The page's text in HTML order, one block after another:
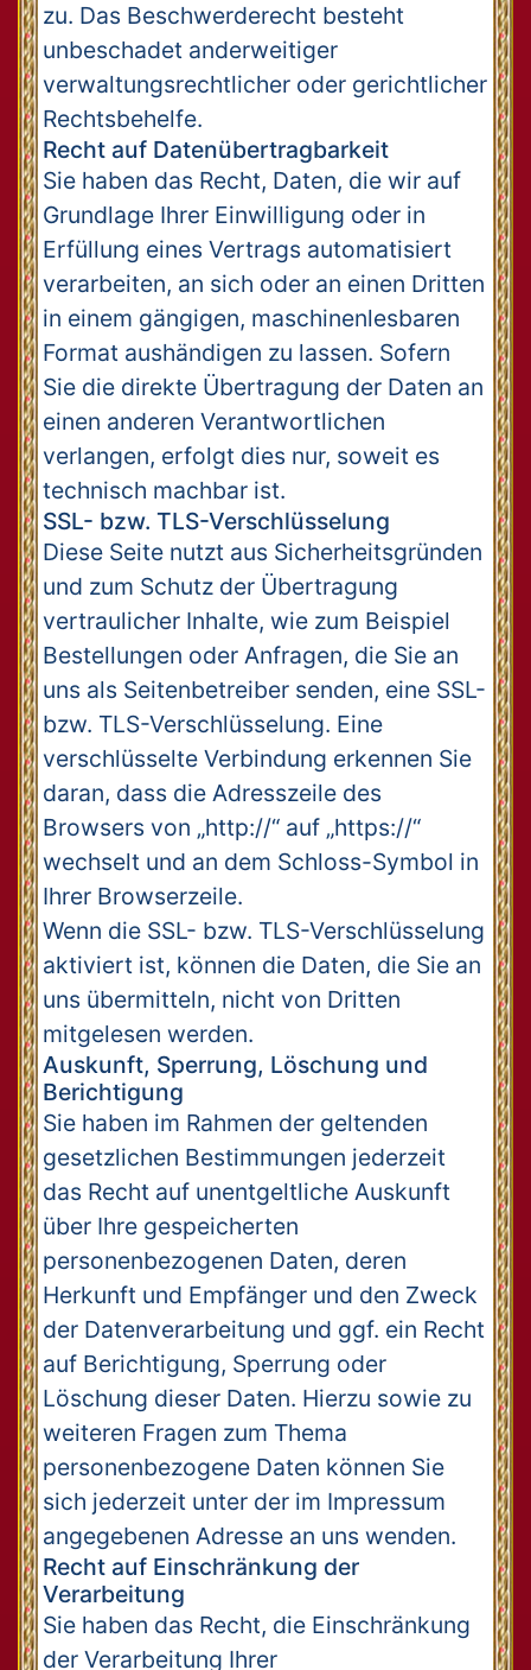
zu. Das Beschwerderecht besteht
unbeschadet anderweitiger
verwaltungsrechtlicher oder gerichtlicher
Rechtsbehelfe.
Recht auf Datenübertragbarkeit
Sie haben das Recht, Daten, die wir auf
Grundlage Ihrer Einwilligung oder in
Erfüllung eines Vertrags automatisiert
verarbeiten, an sich oder an einen Dritten
in einem gängigen, maschinenlesbaren
Format aushändigen zu lassen. Sofern
Sie die direkte Übertragung der Daten an
einen anderen Verantwortlichen
verlangen, erfolgt dies nur, soweit es
technisch machbar ist.
SSL- bzw. TLS-Verschlüsselung
Diese Seite nutzt aus Sicherheitsgründen
und zum Schutz der Übertragung
vertraulicher Inhalte, wie zum Beispiel
Bestellungen oder Anfragen, die Sie an
uns als Seitenbetreiber senden, eine SSL-
bzw. TLS-Verschlüsselung. Eine
verschlüsselte Verbindung erkennen Sie
daran, dass die Adresszeile des
Browsers von „http://“ auf „https://“
wechselt und an dem Schloss-Symbol in
Ihrer Browserzeile.
Wenn die SSL- bzw. TLS-Verschlüsselung
aktiviert ist, können die Daten, die Sie an
uns übermitteln, nicht von Dritten
mitgelesen werden.
Auskunft, Sperrung, Löschung und
Berichtigung
Sie haben im Rahmen der geltenden
gesetzlichen Bestimmungen jederzeit
das Recht auf unentgeltliche Auskunft
über Ihre gespeicherten
personenbezogenen Daten, deren
Herkunft und Empfänger und den Zweck
der Datenverarbeitung und ggf. ein Recht
auf Berichtigung, Sperrung oder
Löschung dieser Daten. Hierzu sowie zu
weiteren Fragen zum Thema
personenbezogene Daten können Sie
sich jederzeit unter der im Impressum
angegebenen Adresse an uns wenden.
Recht auf Einschränkung der
Verarbeitung
Sie haben das Recht, die Einschränkung
der Verarbeitung Ihrer